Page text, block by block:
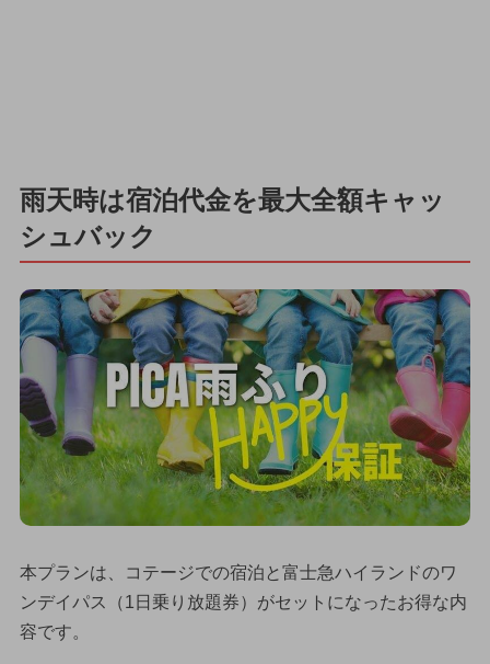
雨天時は宿泊代金を最大全額キャッ
シュバック
本プランは、コテージでの宿泊と富士急ハイランドのワ
ンデイパス（1日乗り放題券）がセットになったお得な内
容です。